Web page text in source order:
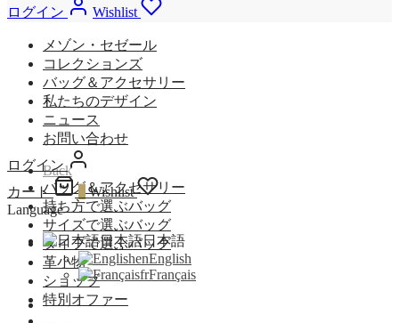
ログイン Wishlist
メゾン・セゼール
コレクションズ
バッグ＆アクセサリー
私たちのデザイン
ニュース
お問い合わせ
Back
バッグ＆アクセサリー
持ち方で選ぶバッグ
サイズで選ぶバッグ
タイプで選ぶバッグ
革小物
ショップ
特別オファー
ログイン
カート
Wishlist
Language
日本語日本語
enEnglish
frFrançais